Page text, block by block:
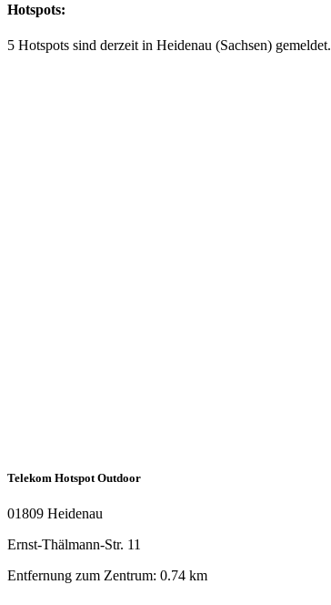
Hotspots:
5 Hotspots sind derzeit in Heidenau (Sachsen) gemeldet.
Telekom Hotspot Outdoor
01809 Heidenau
Ernst-Thälmann-Str. 11
Entfernung zum Zentrum: 0.74 km